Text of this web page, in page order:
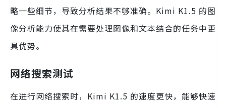
略一些细节，导致分析结果不够准确。Kimi K1.5 的图
像分析能力使其在需要处理图像和文本结合的任务中更
具优势。
网络搜索测试
在进行网络搜索时，Kimi K1.5 的速度更快，能够快速